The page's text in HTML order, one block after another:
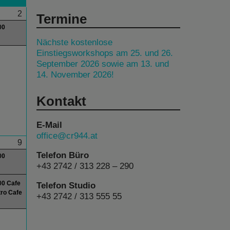
2
9
Cafe
Cafe
Termine
Nächste kostenlose
Einstiegsworkshops am 25. und 26.
September 2026 sowie am 13. und
14. November 2026!
Kontakt
E-Mail
office@cr944.at
Telefon Büro
+43 2742 / 313 228 – 290
Telefon Studio
+43 2742 / 313 555 55